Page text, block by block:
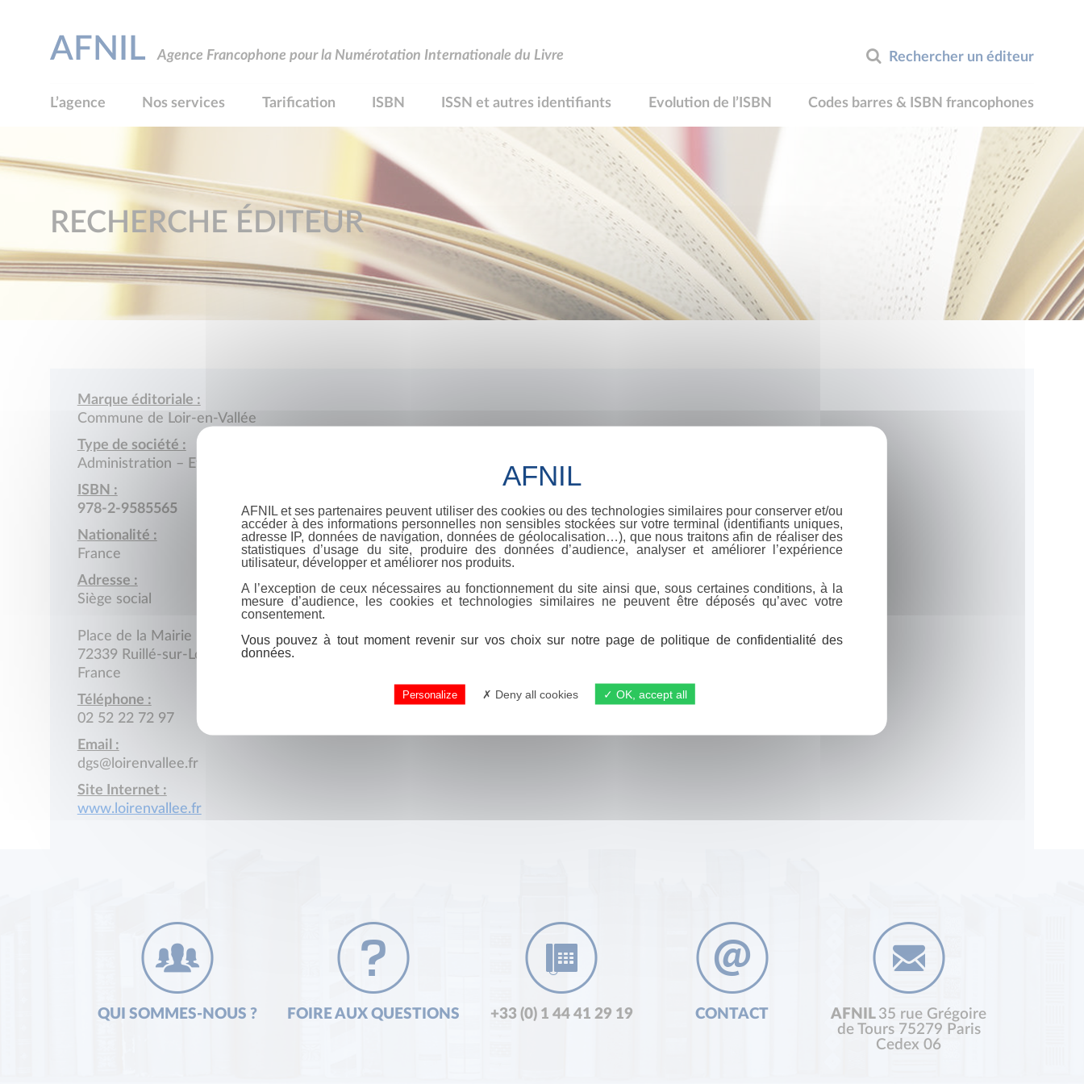
Rechercher un éditeur
AFNIL Agence Francophone pour la Numérotation Internationale du Livre
L’agence Nos services Tarification ISBN ISSN et autres identifiants Evolution de l’ISBN Codes barres & ISBN francophones
RECHERCHE ÉDITEUR
Marque éditoriale :
Commune de Loir-en-Vallée
Type de société :
Administration – Etablissement public
ISBN :
978-2-9585565
Nationalité :
France
Adresse :
Siège social
Place de la Mairie
72339 Ruillé-sur-Loir
France
Téléphone :
02 52 22 72 97
Email :
dgs@loirenvallee.fr
Site Internet :
www.loirenvallee.fr
QUI SOMMES-NOUS ? FOIRE AUX QUESTIONS +33 (0) 1 44 41 29 19 CONTACT AFNIL 35 rue Grégoire
de Tours 75279 Paris
Cedex 06
AFNIL et ses partenaires peuvent utiliser des cookies ou des technologies similaires pour conserver et/ou
accéder à des informations personnelles non sensibles stockées sur votre terminal (identifiants uniques,
adresse IP, données de navigation, données de géolocalisation…), que nous traitons afin de réaliser des
statistiques d’usage du site, produire des données d’audience, analyser et améliorer l’expérience
utilisateur, développer et améliorer nos produits.
A l’exception de ceux nécessaires au fonctionnement du site ainsi que, sous certaines conditions, à la
mesure d’audience, les cookies et technologies similaires ne peuvent être déposés qu’avec votre
consentement.
Vous pouvez à tout moment revenir sur vos choix sur notre page de politique de confidentialité des
données.
Personalize Deny all cookies OK, accept all